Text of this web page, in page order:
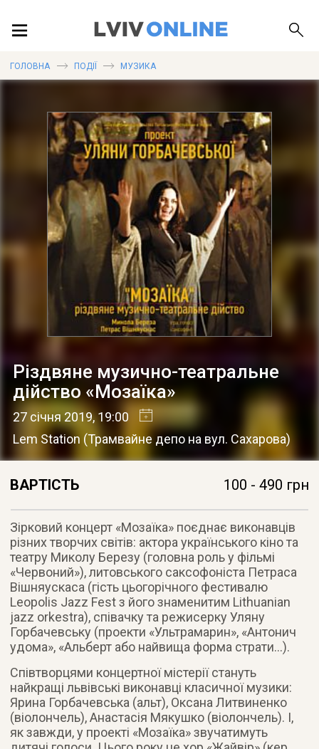
ПУБЛІКАЦІЇ
ДОВІДКА
ГОЛОВНА ПОДІЇ МУЗИКА
Різдвяне музично-театральне
дійство «Мозаїка»
27 січня 2019, 19:00
Lem Station (Трамвайне депо на вул. Сахарова)
ВАРТІСТЬ 100 - 490 грн
Зірковий концерт «Мозаїка» поєднає виконавців
різних творчих світів: актора українського кіно та
театру Миколу Березу (головна роль у фільмі
«Червоний»), литовського саксофоніста Петраса
Вішняускаса (гість цьогорічного фестивалю
Leopolis Jazz Fest з його знаменитим Lithuanian
jazz orkestra), співачку та режисерку Уляну
Горбачевську (проекти «Ультрамарин», «Антонич
удома», «Альберт або найвища форма страти…).
Співтворцями концертної містерії стануть
найкращі львівські виконавці класичної музики:
Ярина Горбачевська (альт), Оксана Литвиненко
(віолончель), Анастасія Мякушко (віолончель). І,
як завжди, у проекті «Мозаїка» звучатимуть